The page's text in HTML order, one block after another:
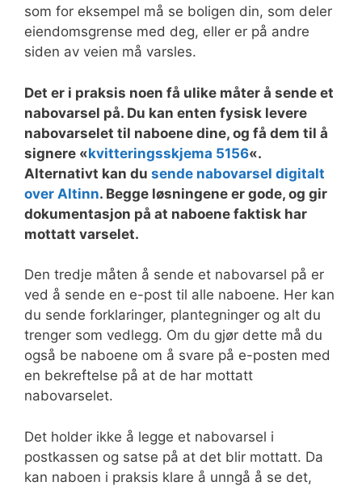
som for eksempel må se boligen din, som deler
eiendomsgrense med deg, eller er på andre
siden av veien må varsles.
Det er i praksis noen få ulike måter å sende et
nabovarsel på. Du kan enten fysisk levere
nabovarselet til naboene dine, og få dem til å
signere «kvitteringsskjema 5156«.
Alternativt kan du sende nabovarsel digitalt
over Altinn. Begge løsningene er gode, og gir
dokumentasjon på at naboene faktisk har
mottatt varselet.
Den tredje måten å sende et nabovarsel på er
ved å sende en e-post til alle naboene. Her kan
du sende forklaringer, plantegninger og alt du
trenger som vedlegg. Om du gjør dette må du
også be naboene om å svare på e-posten med
en bekreftelse på at de har mottatt
nabovarselet.
Det holder ikke å legge et nabovarsel i
postkassen og satse på at det blir mottatt. Da
kan naboen i praksis klare å unngå å se det,